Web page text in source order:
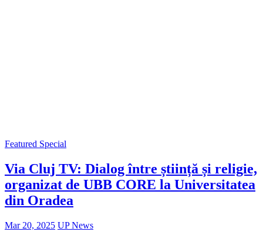
Featured Special
Via Cluj TV: Dialog între știință și religie,
organizat de UBB CORE la Universitatea
din Oradea
Mar 20, 2025 UP News